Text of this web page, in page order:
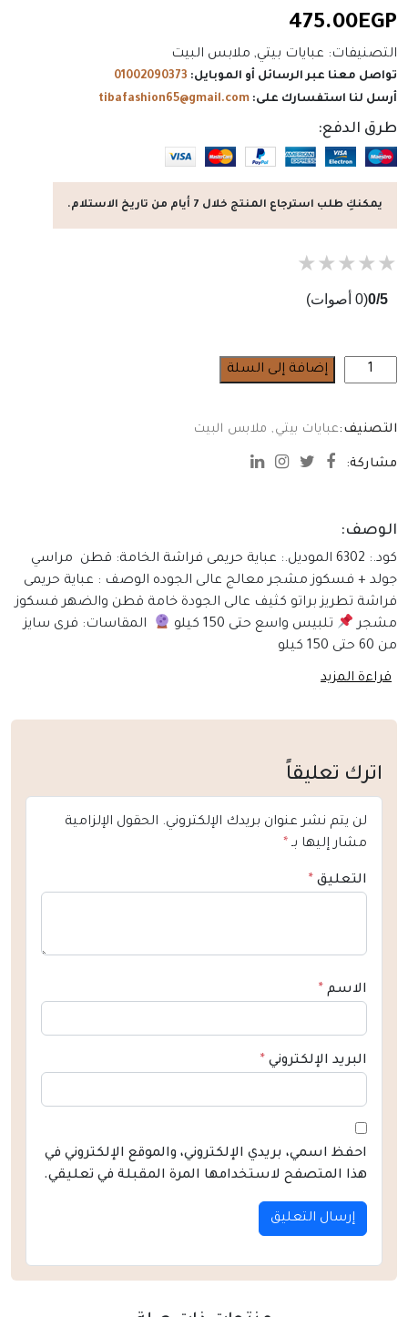
475.00EGP
التصنيفات: عبايات بيتي, ملابس البيت
تواصل معنا عبر الرسائل أو الموبايل: 01002090373
أرسل لنا استفسارك على: tibafashion65@gmail.com
طرق الدفع:
يمكنكِ طلب استرجاع المنتج خلال 7 أيام من تاريخ الاستلام.
★
★
★
★
★
0/5(0 أصوات)
كمية
عباية
فراشة
إضافة إلى السلة
التصنيف:عبايات بيتي , ملابس البيت
مشاركة:
الوصف:
كود.: 6302 الموديل.: عباية حريمى فراشة الخامة: قطن مراسي
جولد + فسكوز مشجر معالج عالى الجوده الوصف : عباية حريمى
فراشة تطريز براتو كثيف عالى الجودة خامة قطن والضهر فسكوز
مشجر
تلبيس واسع حتى 150 كيلو
المقاسات: فرى سايز
من 60 حتى 150 كيلو
قراءة المزيد
اترك تعليقاً
لن يتم نشر عنوان بريدك الإلكتروني. الحقول الإلزامية
مشار إليها بـ *
التعليق *
الاسم *
البريد الإلكتروني *
احفظ اسمي، بريدي الإلكتروني، والموقع الإلكتروني في
هذا المتصفح لاستخدامها المرة المقبلة في تعليقي.